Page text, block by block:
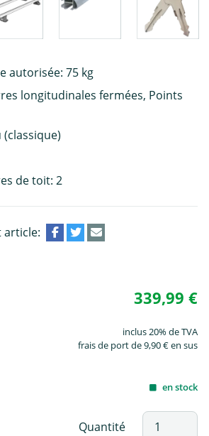
autorisée: 75 kg
longitudinales fermées, Points
de toit: 2
article:
339,99 €
inclus 20% de TVA
frais de port de 9,90 € en sus
en stock
Quantité